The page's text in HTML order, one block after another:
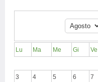
Lu Ma Me Gi Ve
3
4 5 6 7